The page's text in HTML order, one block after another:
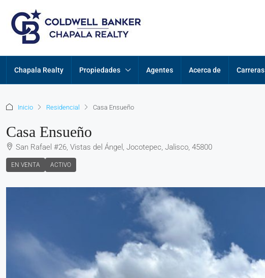
Chapala Realty Propiedades Agentes Acerca de Carreras
Inicio Residencial Casa Ensueño
Casa Ensueño
San Rafael #26, Vistas del Ángel, Jocotepec, Jalisco, 45800
EN VENTA ACTIVO